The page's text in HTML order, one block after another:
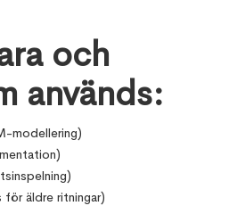
och
används:
modellering)
för äldre ritningar)